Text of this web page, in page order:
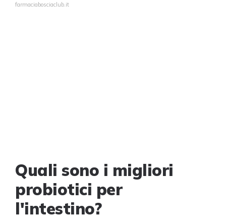
farmaciabosciaclub.it
Quali sono i migliori
probiotici per
l'intestino?